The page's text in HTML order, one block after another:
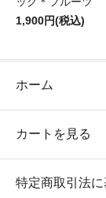
1,900円(税込)
ホーム
カートを見る
特定商取引法